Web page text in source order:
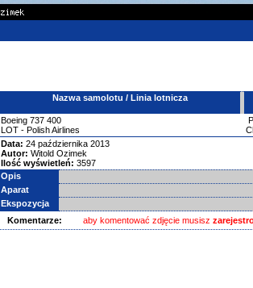
Nazwa samolotu / Linia lotnicza
Boeing 737 400
LOT - Polish Airlines
Data: 24 października 2013
Autor: Witold Ozimek
Ilość wyświetleń: 3597
Opis
Aparat
Ekspozycja
Komentarze:
aby komentować zdjęcie musisz